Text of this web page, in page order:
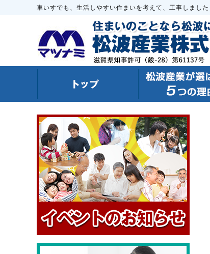
車いすでも、生活しやすい住まいを考えて、工事しました